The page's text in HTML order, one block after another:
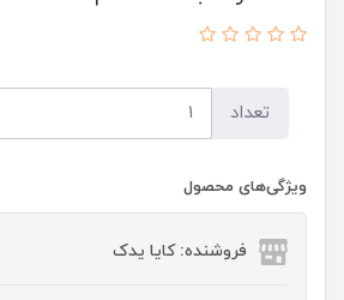
تعداد
ویژگی‌های محصول
فروشنده: کایا یدک